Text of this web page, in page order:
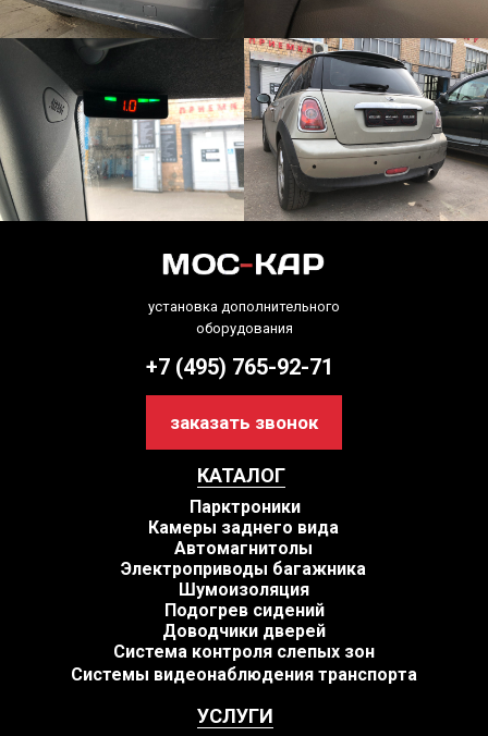
УСЛУГИ
КАТАЛОГ
+7 (495) 765-92-71
установка дополнительного
оборудования
Автомагнитолы
Шумоизоляция
Парктроники
Электроприводы багажника
Система контроля слепых зон
Системы видеонаблюдения транспорта
Камеры заднего вида
Подогрев сидений
заказать звонок
Доводчики дверей